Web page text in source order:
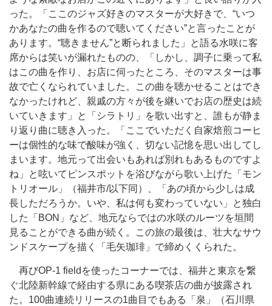
った。「ここのジャズ好きのマスターが大好きで、“いつ
かあなたの曲を作るので聴いてください”と言ったことが
あります。“聴きません”と断られました」と語る水咲に客
席からは笑いが漏れたものの、「しかし、調子に乗って私
はこの曲を作り、お店に伺ったところ、そのマスターは事
故で亡くなられていました。この曲を聴かせることはでき
なかったけれど、親戚の方々が後を継いでお店の歴史は続
いていきます」と「シラトリ」を歌い出すと、誰もが静ま
り返り曲に聴き入った。「ここでいただく自家焙煎コーヒ
ーは個性的な味で酸味が強く、切ない記憶を思い出してし
まいます。地元って出会いもあれば別れもあるものですよ
ね」と呟いてピンスポットを浴びながら歌い上げた「モン
トリオール」（福井市/以下同）、「あの頃から少しは成
長しただろうか。いや、私は何も変わっていない」と独白
した「BON」など、地元ならではの水咲のルーツを垣間
見ることができる曲が続く。この旅の最後は、壮大なサウ
ンドスケープを描く「毛矢珈琲」で締めくくられた。
再びOP-1 fieldを使ったコーナーでは、福井と東京を繋
ぐ北陸新幹線で経由する県にある喫茶店の曲が披露され
た。100曲連続リリースの1曲目でもある「泉」（石川県